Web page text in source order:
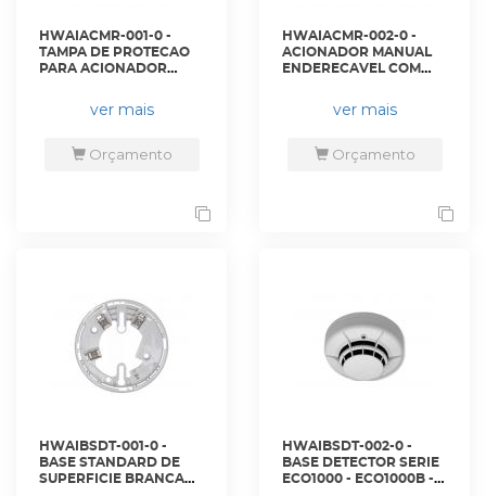
HWAIACMR-001-0 -
TAMPA DE PROTECAO
PARA ACIONADOR
PS200 - HONEYWELL
ver mais
Orçamento
HWAIACMR-002-0 -
ACIONADOR MANUAL
ENDERECAVEL COM
COBERTURA DE
PROTECAO NAO
RP06FF-K013-01 -
HONEYWELL
ver mais
Orçamento
HWAIBSDT-001-0 -
BASE STANDARD DE
SUPERFICIE BRANCA
HWAIBSDT-002-0 -
BASE DETECTOR SERIE
ECO1000 - ECO1000B -